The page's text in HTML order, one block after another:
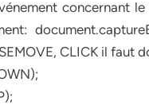
CLICK il faut